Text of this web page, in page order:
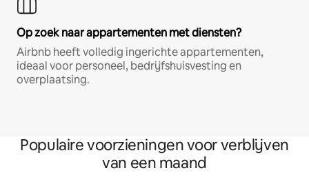
Op zoek naar appartementen met diensten?
Airbnb heeft volledig ingerichte appartementen,
ideaal voor personeel, bedrijfshuisvesting en
overplaatsing.
Populaire voorzieningen voor verblijven
van een maand